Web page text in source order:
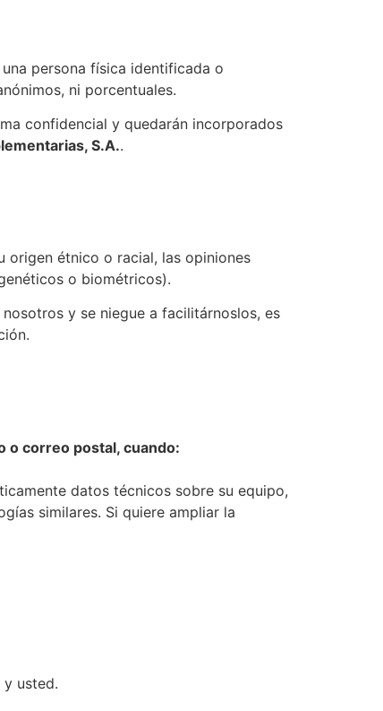
persona física identificada o
ni porcentuales.
confidencial y quedarán incorporados
S.A..
origen étnico o racial, las opiniones
o biométricos).
y se niegue a facilitárnoslos, es
o correo postal, cuando:
datos técnicos sobre su equipo,
similares. Si quiere ampliar la
y usted.